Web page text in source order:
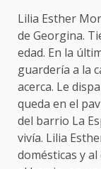
Lilia Esther
de Georgina.
edad. En la
guardería a la
acerca. Le
queda en el
del barrio La
vivía. Lilia
domésticas y